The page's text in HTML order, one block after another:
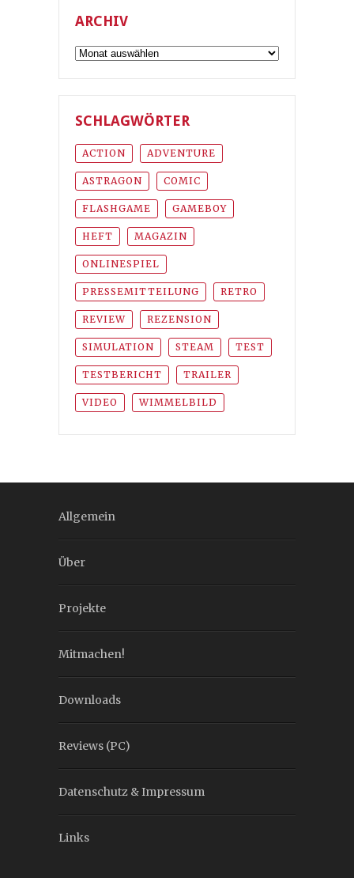
ARCHIV
Archiv
SCHLAGWÖRTER
ACTION ADVENTURE
ASTRAGON COMIC
FLASHGAME GAMEBOY
HEFT MAGAZIN
ONLINESPIEL
PRESSEMITTEILUNG RETRO
REVIEW REZENSION
SIMULATION STEAM TEST
TESTBERICHT TRAILER
VIDEO WIMMELBILD
Allgemein
Über
Projekte
Mitmachen!
Downloads
Reviews (PC)
Datenschutz & Impressum
Links